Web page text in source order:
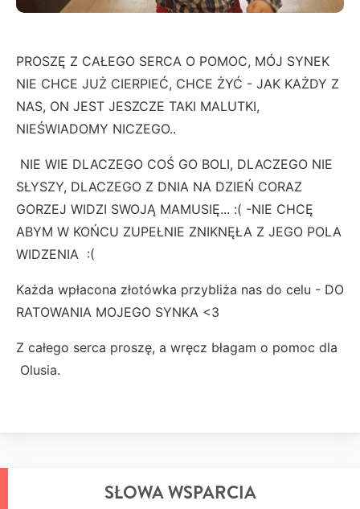
PROSZĘ Z CAŁEGO SERCA O POMOC, MÓJ SYNEK
NIE CHCE JUŻ CIERPIEĆ, CHCE ŻYĆ - JAK KAŻDY Z
NAS, ON JEST JESZCZE TAKI MALUTKI,
NIEŚWIADOMY NICZEGO..
NIE WIE DLACZEGO COŚ GO BOLI, DLACZEGO NIE
SŁYSZY, DLACZEGO Z DNIA NA DZIEŃ CORAZ
GORZEJ WIDZI SWOJĄ MAMUSIĘ... :( -NIE CHCĘ
ABYM W KOŃCU ZUPEŁNIE ZNIKNĘŁA Z JEGO POLA
WIDZENIA :(
Każda wpłacona złotówka przybliża nas do celu - DO
RATOWANIA MOJEGO SYNKA <3
Z całego serca proszę, a wręcz błagam o pomoc dla
Olusia.
SŁOWA WSPARCIA